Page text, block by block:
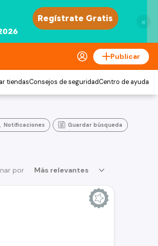
×
Publicar
tiendasConsejos de seguridadCentro de ayuda
Notificaciones Guardar búsqueda
por Más relevantes